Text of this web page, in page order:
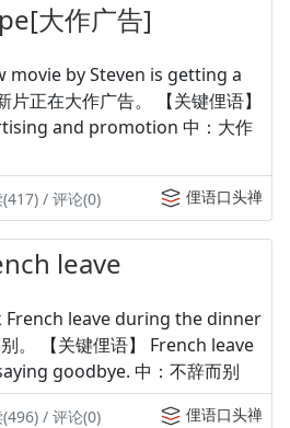
大作广告]
movie by Steven is getting a
正在大作广告。 【关键俚语】
and promotion 中：大作
/ 评论(0) 俚语口头禅
leave
French leave during the dinner
。 【关键俚语】 French leave
goodbye. 中：不辞而别
/ 评论(0) 俚语口头禅